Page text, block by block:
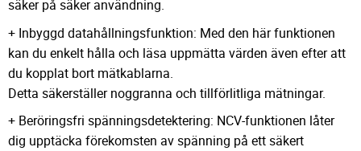
säker på säker användning.
+ Inbyggd datahållningsfunktion: Med den här funktionen
kan du enkelt hålla och läsa uppmätta värden även efter att
du kopplat bort mätkablarna.
Detta säkerställer noggranna och tillförlitliga mätningar.
+ Beröringsfri spänningsdetektering: NCV-funktionen låter
dig upptäcka förekomsten av spänning på ett säkert